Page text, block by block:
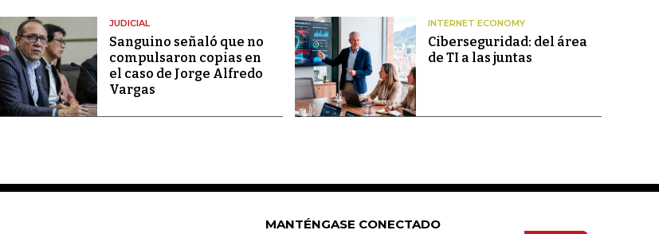
JUDICIAL
Sanguino señaló que no
compulsaron copias en
el caso de Jorge Alfredo
Vargas
INTERNET ECONOMY
Ciberseguridad: del área
de TI a las juntas
MANTÉNGASE CONECTADO